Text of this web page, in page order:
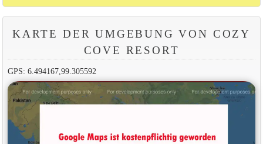
KARTE DER UMGEBUNG VON COZY
COVE RESORT
GPS: 6.494167,99.305592